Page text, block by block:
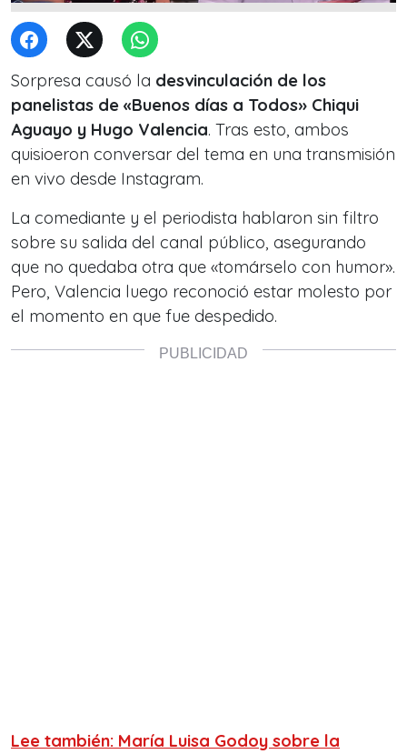
Sorpresa causó la desvinculación de los
panelistas de «Buenos días a Todos» Chiqui
Aguayo y Hugo Valencia. Tras esto, ambos
quisioeron conversar del tema en una transmisión
en vivo desde Instagram.
La comediante y el periodista hablaron sin filtro
sobre su salida del canal público, asegurando
que no quedaba otra que «tomárselo con humor».
Pero, Valencia luego reconoció estar molesto por
el momento en que fue despedido.
Lee también: María Luisa Godoy sobre la